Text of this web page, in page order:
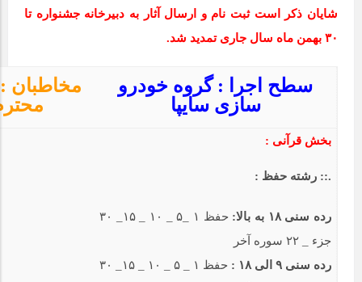
شایان ذکر است ثبت نام و ارسال آثار به دبیرخانه جشنواره تا
۳۰ بهمن ماه سال جاری تمدید شد.
سطح اجرا : گروه خودرو
سازی سایپا
مخاطبان
بخش قرآنی :
.:: رشته حفظ :
رده سنی ۱۸ به بالا:
حفظ ۱ _۵ _ ۱۰ _ ۱۵_ ۳۰
جزء _ ۲۲ سوره آخر
رده سنی ۹ الی ۱۸ :
حفظ ۱ _ ۵ _ ۱۰ _ ۱۵_ ۳۰